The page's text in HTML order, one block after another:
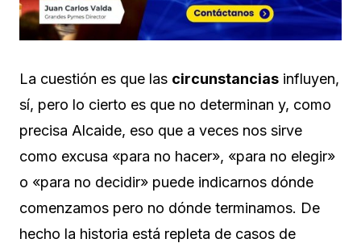
La cuestión es que las circunstancias influyen,
sí, pero lo cierto es que no determinan y, como
precisa Alcaide, eso que a veces nos sirve
como excusa «para no hacer», «para no elegir»
o «para no decidir» puede indicarnos dónde
comenzamos pero no dónde terminamos. De
hecho la historia está repleta de casos de